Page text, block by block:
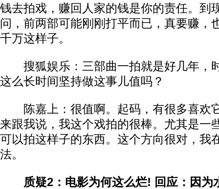
钱去拍戏，赚回人家的钱是你的责任。到
问，前两部可能刚刚打平而已，真要赚，
千万这样子。
搜狐娱乐：三部曲一拍就是好几年，
这么长时间坚持做这事儿值吗？
陈嘉上：很值啊。起码，有很多喜欢
来跟我说，我这个戏拍的很棒。尤其是一
可以拍这样子的东西。这个方向很对，我
法。
质疑2：电影为何这么烂! 回应：因为